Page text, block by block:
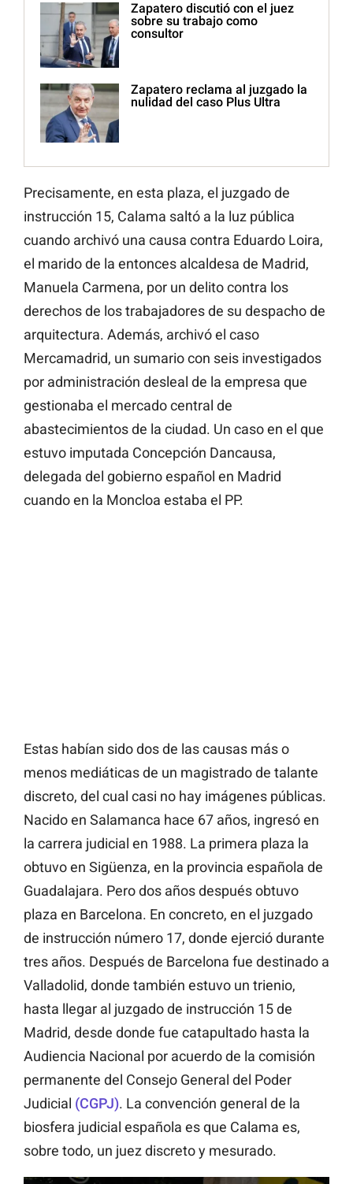
Zapatero discutió con el juez
sobre su trabajo como
consultor
Zapatero reclama al juzgado la
nulidad del caso Plus Ultra
Precisamente, en esta plaza, el juzgado de
instrucción 15, Calama saltó a la luz pública
cuando archivó una causa contra Eduardo Loira,
el marido de la entonces alcaldesa de Madrid,
Manuela Carmena, por un delito contra los
derechos de los trabajadores de su despacho de
arquitectura. Además, archivó el caso
Mercamadrid, un sumario con seis investigados
por administración desleal de la empresa que
gestionaba el mercado central de
abastecimientos de la ciudad. Un caso en el que
estuvo imputada Concepción Dancausa,
delegada del gobierno español en Madrid
cuando en la Moncloa estaba el PP.
Estas habían sido dos de las causas más o
menos mediáticas de un magistrado de talante
discreto, del cual casi no hay imágenes públicas.
Nacido en Salamanca hace 67 años, ingresó en
la carrera judicial en 1988. La primera plaza la
obtuvo en Sigüenza, en la provincia española de
Guadalajara. Pero dos años después obtuvo
plaza en Barcelona. En concreto, en el juzgado
de instrucción número 17, donde ejerció durante
tres años. Después de Barcelona fue destinado a
Valladolid, donde también estuvo un trienio,
hasta llegar al juzgado de instrucción 15 de
Madrid, desde donde fue catapultado hasta la
Audiencia Nacional por acuerdo de la comisión
permanente del Consejo General del Poder
Judicial (CGPJ). La convención general de la
biosfera judicial española es que Calama es,
sobre todo, un juez discreto y mesurado.